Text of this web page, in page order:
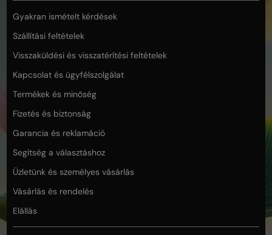
Gyakran ismételt kérdések
Szállítási feltételek
Visszaküldési és visszatérítési feltételek
Kapcsolat és ügyfélszolgálat
Termékek és minőség
Fizetés és biztonság
Garancia és reklamáció
Segítség a választáshoz
Üzletünk és személyes vásárlás
Vásárlás és rendelés
Elállás